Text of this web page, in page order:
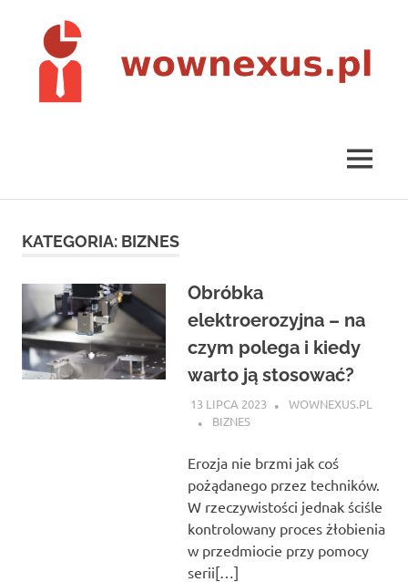
content
MENU
KATEGORIA: BIZNES
Obróbka
elektroerozyjna – na
czym polega i kiedy
warto ją stosować?
13 LIPCA 2023
WOWNEXUS.PL
BIZNES
Erozja nie brzmi jak coś
pożądanego przez techników.
W rzeczywistości jednak ściśle
kontrolowany proces żłobienia
w przedmiocie przy pomocy
serii[…]